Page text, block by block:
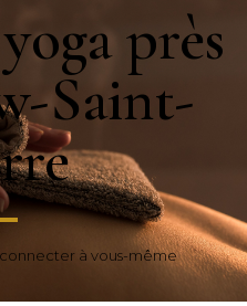
près
Saint-
à vous-même